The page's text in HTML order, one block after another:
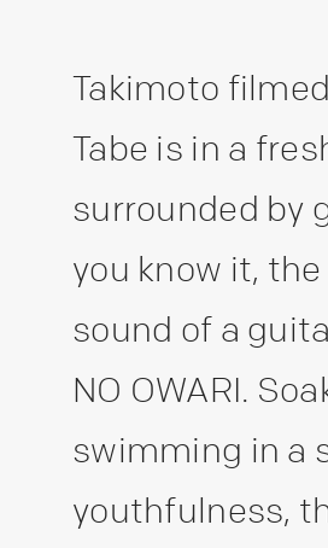
Takimoto
Tabe is in a
surrounded by
you know it,
sound of a
NO OWARI.
swimming in a
youthfulness,